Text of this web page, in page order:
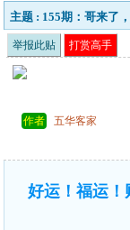
主题 : 155期：哥来了
举报此贴 打赏高手
作者 五华客家
好运！福运！